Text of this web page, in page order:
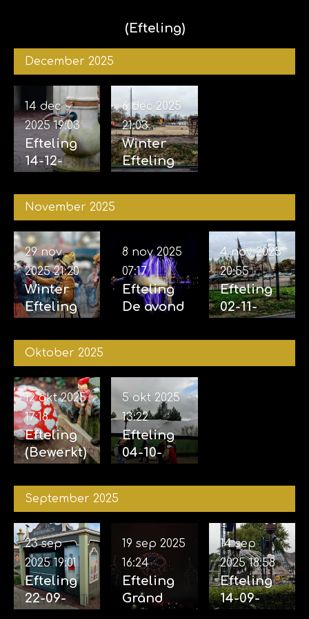
(Efteling)
December 2025
Efteling
14-12-
14 dec
2025 19:03
Winter
Efteling
2025
6 dec 2025
21:03
November 2025
Winter
Efteling
2025
29 nov
2025 21:20
Efteling
De avond
vijf
07-11-2025
8 nov 2025
07:17
Efteling
02-11-
04-11-
4 nov 2025
20:55
Oktober 2025
Efteling
(Bewerkt)
2025
12 okt 2025
17:18
Efteling
04-10-
5 okt 2025
13:22
September 2025
Efteling
22-09-
23 sep
2025 19:01
Efteling
Grand
19 sep 2025
16:24
Efteling
14-09-
14 sep
2025 18:58